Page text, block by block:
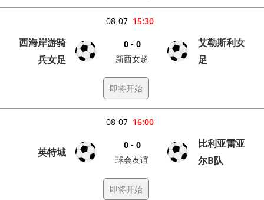
15:30
08-07
西海岸游骑
兵女足
0 - 0
新西女超
艾勒斯利女
足
即将开始
16:00
08-07
英特城
0 - 0
球会友谊
比利亚雷亚
尔B队
即将开始